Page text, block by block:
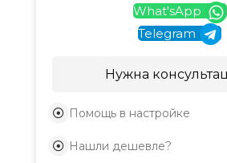
What'sApp
Telegram
Нужна
Помощь в настройке
Нашли дешевле?